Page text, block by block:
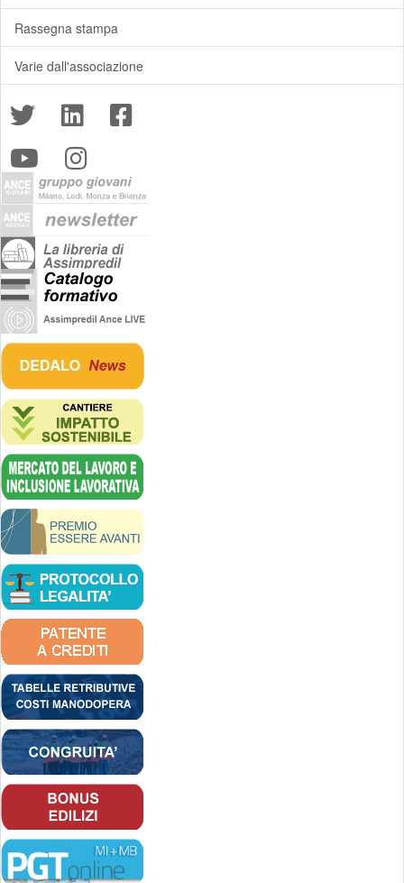
Rassegna stampa
Varie dall'associazione